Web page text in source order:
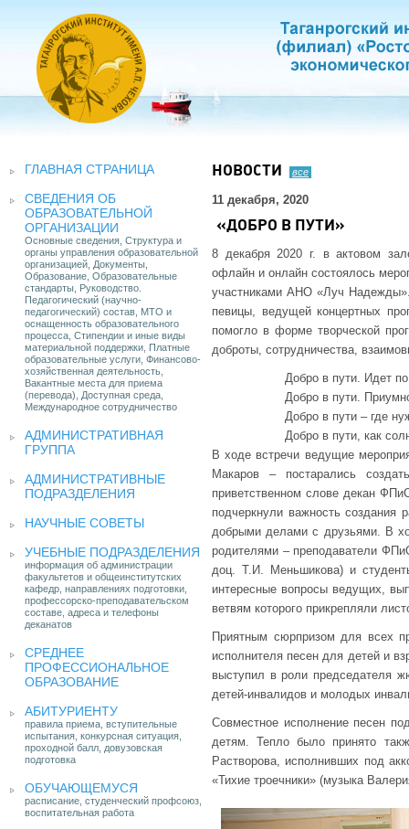
ГЛАВНАЯ СТРАНИЦА
СВЕДЕНИЯ ОБ
ОБРАЗОВАТЕЛЬНОЙ
ОРГАНИЗАЦИИ
Основные сведения, Структура и
органы управления образовательной
организацией, Документы,
Образование, Образовательные
стандарты, Руководство.
Педагогический (научно-
педагогический) состав, МТО и
оснащенность образовательного
процесса, Стипендии и иные виды
материальной поддержки, Платные
образовательные услуги, Финансово-
хозяйственная деятельность,
Вакантные места для приема
(перевода), Доступная среда,
Международное сотрудничество
АДМИНИСТРАТИВНАЯ
ГРУППА
АДМИНИСТРАТИВНЫЕ
ПОДРАЗДЕЛЕНИЯ
НАУЧНЫЕ СОВЕТЫ
УЧЕБНЫЕ ПОДРАЗДЕЛЕНИЯ
информация об администрации
факультетов и общеинститутских
кафедр, направлениях подготовки,
профессорско-преподавательском
составе, адреса и телефоны
деканатов
СРЕДНЕЕ
ПРОФЕССИОНАЛЬНОЕ
ОБРАЗОВАНИЕ
АБИТУРИЕНТУ
правила приема, вступительные
испытания, конкурсная ситуация,
проходной балл, довузовская
подготовка
ОБУЧАЮЩЕМУСЯ
расписание, студенческий профсоюз,
воспитательная работа
НОВОСТИ все
11 декабря, 2020
«ДОБРО В ПУТИ»
8 декабря 2020 г. в актовом
офлайн и онлайн состоялось
участниками АНО «Луч Надежды».
певицы, ведущей концертных
помогло в форме творческой
доброты, сотрудничества,
Добро в пути. Идет
Добро в пути.
Добро в пути – где
Добро в пути, как
В ходе встречи ведущие
Макаров – постарались
приветственном слове декан
подчеркнули важность
добрыми делами с друзьями. В
родителями – преподаватели
доц. Т.И. Меньшикова) и
интересные вопросы ведущих,
ветвям которого прикрепляли
Приятным сюрпризом для всех
исполнителя песен для детей и
выступил в роли председателя
детей-инвалидов и молодых
Совместное исполнение песен
детям. Тепло было принято
Растворова, исполнивших под
«Тихие троечники» (музыка